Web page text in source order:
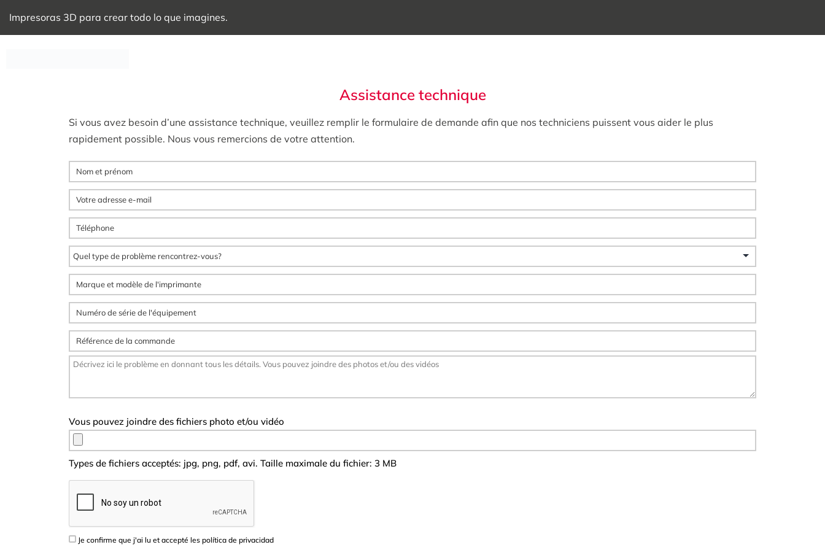
Impresoras 3D para crear todo lo que imagines.
Assistance technique
Si vous avez besoin d’une assistance technique, veuillez remplir le formulaire de demande afin que nos techniciens puissent vous aider le plus
rapidement possible. Nous vous remercions de votre attention.
Vous pouvez joindre des fichiers photo et/ou vidéo
Types de fichiers acceptés: jpg, png, pdf, avi. Taille maximale du fichier: 3 MB
Je confirme que j'ai lu et accepté les política de privacidad